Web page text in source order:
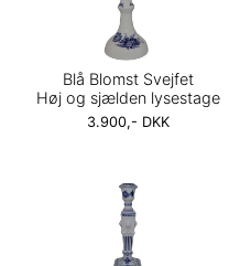
Blå Blomst Svejfet
Høj og sjælden lysestage
3.900,- DKK